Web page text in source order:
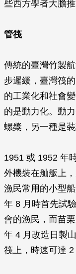
些西方學者大膽
管筏
傳統的臺灣竹製
步遲緩，臺灣筏
的工業化和社會
的是動力化。動
螺槳，另一種是裝
1951 或 1952 年
外機裝在舢舨上
漁民常用的小型
年 8 月時首先試
會的漁民，而苗
年 4 月改造日製
筏上，時速可達 2